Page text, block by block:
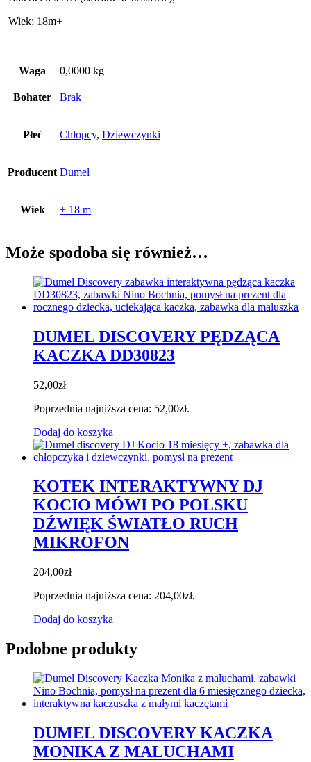
Wiek: 18m+
Waga 0,0000 kg
Bohater Brak
Płeć Chłopcy, Dziewczynki
Producent Dumel
Wiek + 18 m
Może spodoba się również…
DUMEL DISCOVERY PĘDZĄCA
KACZKA DD30823
52,00zł
Poprzednia najniższa cena: 52,00zł.
Dodaj do koszyka
KOTEK INTERAKTYWNY DJ
KOCIO MÓWI PO POLSKU
DŹWIĘK ŚWIATŁO RUCH
MIKROFON
204,00zł
Poprzednia najniższa cena: 204,00zł.
Dodaj do koszyka
Podobne produkty
DUMEL DISCOVERY KACZKA
MONIKA Z MALUCHAMI